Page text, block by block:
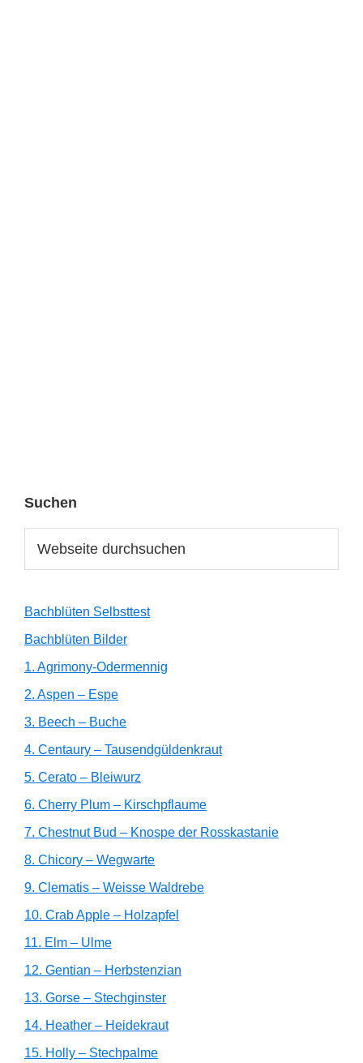
Haupt-
Sidebar
Suchen
durchsuchen
Bachblüten Selbsttest
Bachblüten Bilder
1. Agrimony-Odermennig
2. Aspen – Espe
3. Beech – Buche
4. Centaury – Tausendgüldenkraut
5. Cerato – Bleiwurz
6. Cherry Plum – Kirschpflaume
7. Chestnut Bud – Knospe der Rosskastanie
8. Chicory – Wegwarte
9. Clematis – Weisse Waldrebe
10. Crab Apple – Holzapfel
11. Elm – Ulme
12. Gentian – Herbstenzian
13. Gorse – Stechginster
14. Heather – Heidekraut
15. Holly – Stechpalme